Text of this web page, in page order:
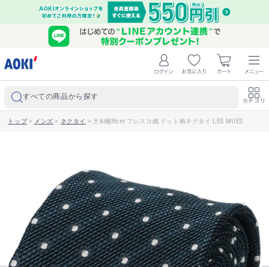
すべての商品から探す カテゴリ
トップ> メンズ > ネクタイ > 大剣幅8cm フレスコ織 ドット柄ネクタイ LES MUES